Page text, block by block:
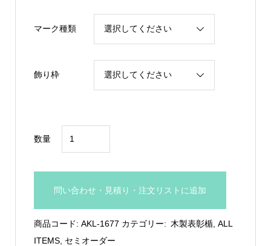
¥24,200
マーク種類
飾り枠
数量
ー
問い合わせ・見積り・注文リストに追加
商品コード: AKL-1677 カテゴリー: 木製表彰楯, ALL
ITEMS, セミオーダー